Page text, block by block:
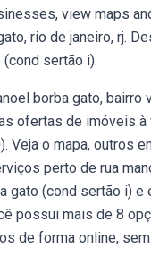
view maps
rio de janeiro, rj.
sertão i).
borba gato,
ofertas de imóveis à
o mapa, outros
perto de rua
gato (cond sertão i)
possui mais de 8
de forma online,